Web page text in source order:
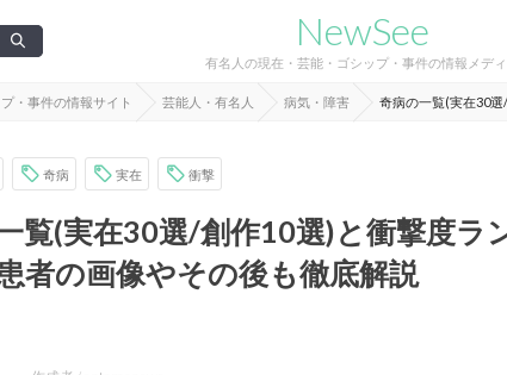
NewSee
有名人の現在・芸能・ゴシップ・事件の情報メデ
・事件の情報サイト 芸能人・有名人 病気・障害 奇病の一覧(実在30
奇病 実在 衝撃
覧(実在30選/創作10選)と衝撃度ラ
者の画像やその後も徹底解説